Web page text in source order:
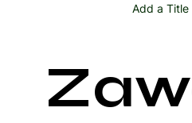
Add a Title